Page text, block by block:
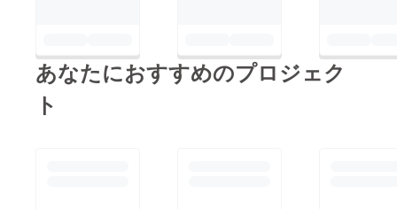
あなたにおすすめのプロジェク
ト